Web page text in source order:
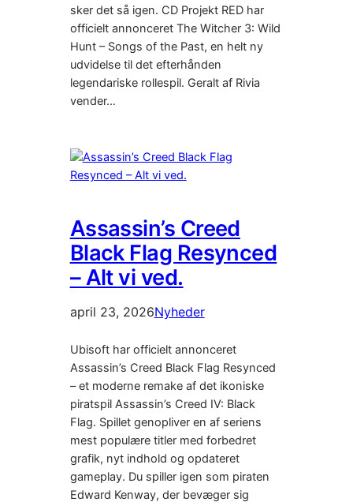
sker det så igen. CD Projekt RED har
officielt annonceret The Witcher 3: Wild
Hunt – Songs of the Past, en helt ny
udvidelse til det efterhånden
legendariske rollespil. Geralt af Rivia
vender…
Assassin’s Creed
Black Flag Resynced
– Alt vi ved.
april 23, 2026Nyheder
Ubisoft har officielt annonceret
Assassin’s Creed Black Flag Resynced
– et moderne remake af det ikoniske
piratspil Assassin’s Creed IV: Black
Flag. Spillet genopliver en af seriens
mest populære titler med forbedret
grafik, nyt indhold og opdateret
gameplay. Du spiller igen som piraten
Edward Kenway, der bevæger sig